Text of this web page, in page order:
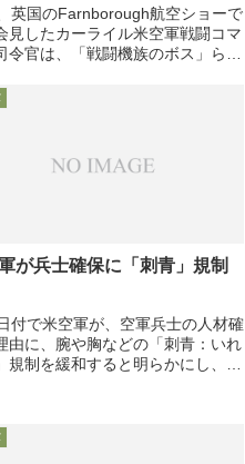
英国のFarnborough航空ショーで
見したカーライル米空軍戦闘コマ
令官は、「戦闘機族のボス」らし
タリンクや「リンク間翻訳機」
しい空対空戦闘用ミサイル開発の
が兵士確保に「刺青」規制
付で米空軍が、空軍兵士の人材確
由に、腕や胸などの「刺青：いれ
規制を緩和すると明らかにし、従
官が様々な形で取り組んだ人材確
Force o...